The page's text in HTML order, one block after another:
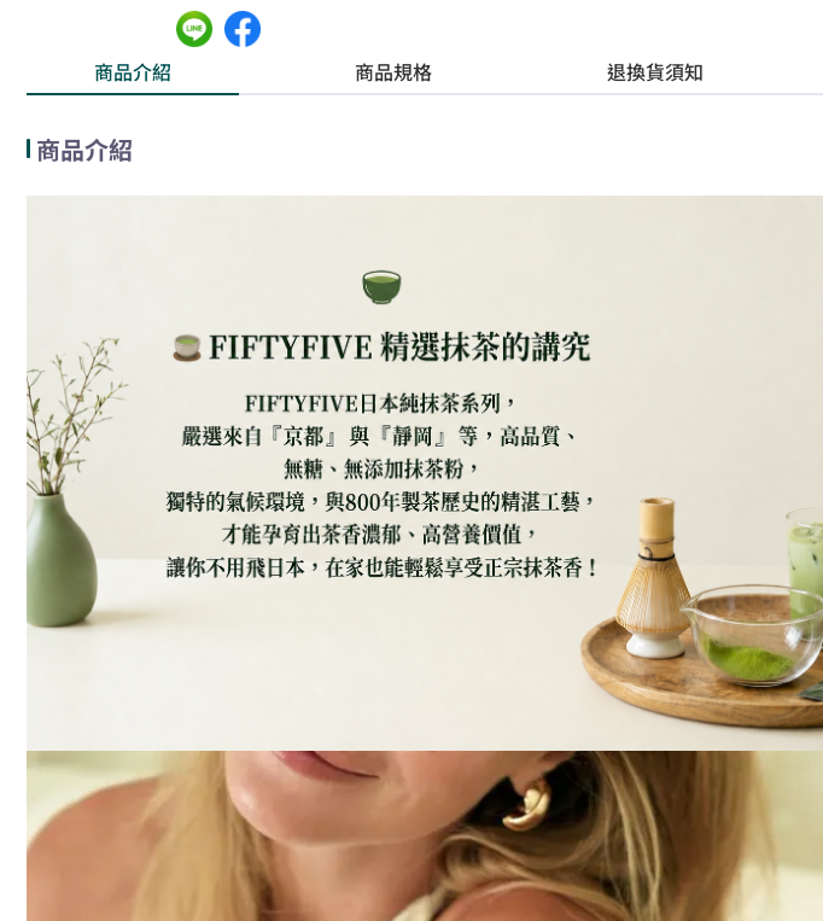
商品介紹 商品規格 退換貨須知
商品介紹